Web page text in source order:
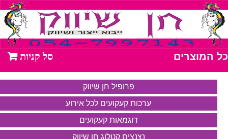
כל המוצרים
פרופיל חן שיווק
ערכות קעקועים לכל אירוע
דוגמאות קעקועים
נצנצים קטלוג חן שיווק